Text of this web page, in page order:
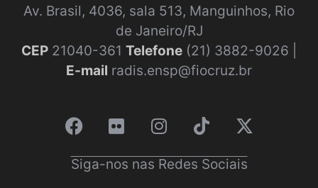
Av. Brasil, 4036, sala 513, Manguinhos, Rio
de Janeiro/RJ
CEP 21040-361 Telefone (21) 3882-9026 |
E-mail radis.ensp@fiocruz.br
Siga-nos nas Redes Sociais